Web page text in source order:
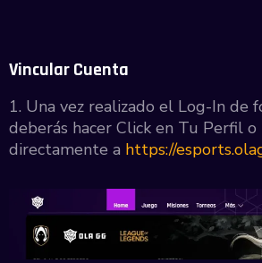
Vincular Cuenta
1. Una vez realizado el Log-In de
deberás hacer Click en Tu Perfil o
directamente a https://